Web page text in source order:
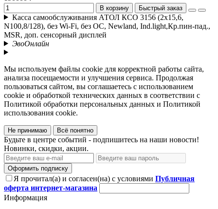
В корзину Быстрый заказ
Касса самообслуживания АТОЛ КСО 3156 (2x15,6,
N100,8/128), без Wi-Fi, без ОС, Newland, Ind.light,Кр.пин-пад.,
MSR, доп. сенсорный дисплей
ЭвоОнлайн
Мы используем файлы cookie для корректной работы сайта,
анализа посещаемости и улучшения сервиса. Продолжая
пользоваться сайтом, вы соглашаетесь с использованием
cookie и обработкой технических данных в соответствии с
Политикой обработки персональных данных и Политикой
использования cookie.
Не принимаю Всё понятно
Будьте в центре событий - подпишитесь на наши новости!
Новинки, скидки, акции.
Оформить подписку
Я прочитал(а) и согласен(на) с условиями Публичная
оферта интернет-магазина
Информация